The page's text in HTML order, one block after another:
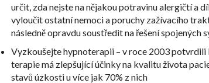
určit, zda nejste na nějakou potravinu alergičtí a
vyloučit ostatní nemoci a poruchy zažívacího
následně opravdu soustředit na řešení spojených
Vyzkoušejte hypnoterapii – v roce 2003 potvrdili
terapie má zlepšující účinky na kvalitu života
stavů úzkosti u více jak 70% z nich